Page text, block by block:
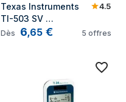
Texas Instruments
TI-503 SV
calculatrice Poche
4.5
Dès 6,65 € 5 offres